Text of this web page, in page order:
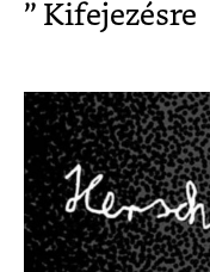
” Kifejezésre